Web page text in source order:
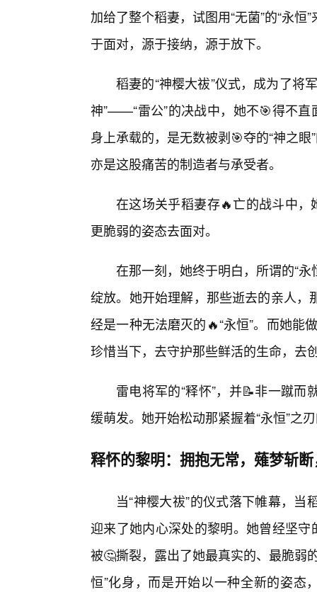
加给了整个稻妻，试图用“无菌”的“永
于面对，源于接纳，源于放下。
稻妻的“神樱大祓”仪式，成为了将
神”——“雷公”的决战中，她不🎯得不直
身上承载的，是无数被剥🎯夺的“神之
亦是这股痛苦的制造者与承受者。
在这场关乎稻妻存🔥亡的战斗中，
更脆弱的姿态去面对。
在那一刻，她终于明白，所谓的“
绽放。她开始理解，那些逝去的亲人
经是一种无法磨灭的🔥“永恒”。而她能
珍惜当下，去守护那些鲜活的生命，去
雷电将军的“释怀”，并📝非一蹴
缓萌发。她开始松动那紧握着“永恒”之
释怀的黎明：拥抱无常，薙梦斩
当“神樱大祓”的仪式落下帷幕，
迎来了她内心深处的黎明。她曾经坚
被🤔撕裂，露出了她最真实的、最脆弱
恒”化身，而是开始以一种全新的姿态